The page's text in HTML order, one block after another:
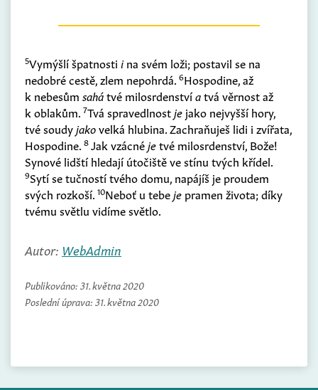
5Vymýšlí špatnosti ina svém loži; postavil se na
nedobré cestě, zlem nepohrdá. 6Hospodine, až
k nebesům sahátvé milosrdenstvíatvá věrnost až
k oblakům. 7Tvá spravedlnostje jako nejvyšší hory,
tvé soudyjakovelká hlubina. Zachraňuješ lidi i zvířata,
Hospodine. 8Jak vzácnéjetvé milosrdenství, Bože!
Synové lidští hledají útočiště ve stínu tvých křídel.
9Sytí se tučností tvého domu, napájíš je proudem
svých rozkoší. 10Neboť u tebeje pramen života; díky
tvému světlu vidíme světlo.
Autor: WebAdmin
Publikováno: 31. května 2020
Poslední úprava: 31. května 2020